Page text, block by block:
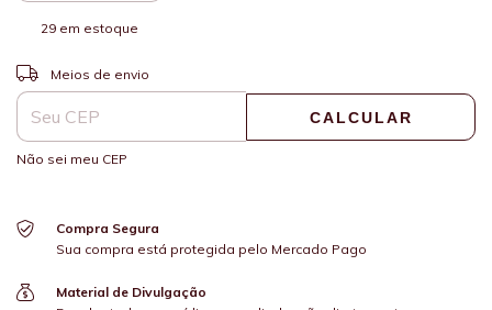
29em estoque
Entregas para o CEP:
Meios de envio
CALCULAR
Não sei meu CEP
Compra Segura
Sua compra está protegida pelo Mercado Pago
Material de Divulgação